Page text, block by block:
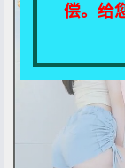
偿。给